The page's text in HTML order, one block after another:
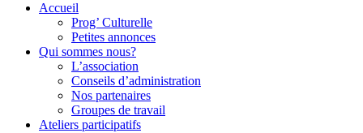
L'atelier FICA
Actions conviviales écologiques et solidaires sur le territoire de
Meximieux
Accueil
Prog’ Culturelle
Petites annonces
Qui sommes nous?
L’association
Conseils d’administration
Nos partenaires
Groupes de travail
Ateliers participatifs